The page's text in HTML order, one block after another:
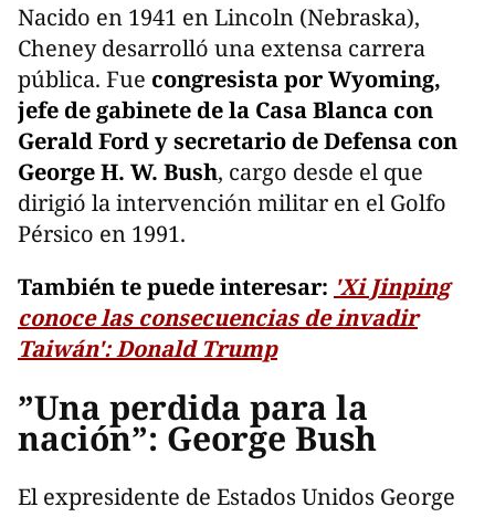
Nacido en 1941 en Lincoln (Nebraska),
Cheney desarrolló una extensa carrera
pública. Fue congresista por Wyoming,
jefe de gabinete de la Casa Blanca con
Gerald Ford y secretario de Defensa con
George H. W. Bush, cargo desde el que
dirigió la intervención militar en el Golfo
Pérsico en 1991.
También te puede interesar: 'Xi Jinping
conoce las consecuencias de invadir
Taiwán': Donald Trump
”Una perdida para la
nación”: George Bush
El expresidente de Estados Unidos George